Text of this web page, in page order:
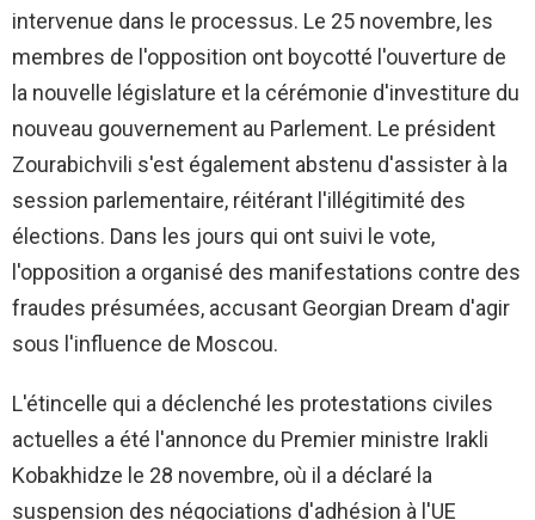
intervenue dans le processus. Le 25 novembre, les
membres de l'opposition ont boycotté l'ouverture de
la nouvelle législature et la cérémonie d'investiture du
nouveau gouvernement au Parlement. Le président
Zourabichvili s'est également abstenu d'assister à la
session parlementaire, réitérant l'illégitimité des
élections. Dans les jours qui ont suivi le vote,
l'opposition a organisé des manifestations contre des
fraudes présumées, accusant Georgian Dream d'agir
sous l'influence de Moscou.
L'étincelle qui a déclenché les protestations civiles
actuelles a été l'annonce du Premier ministre Irakli
Kobakhidze le 28 novembre, où il a déclaré la
suspension des négociations d'adhésion à l'UE